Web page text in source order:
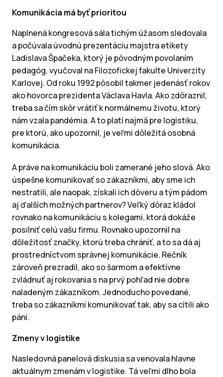
Komunikácia má byť prioritou
Naplnená kongresová sála tichým úžasom sledovala
a počúvala úvodnú prezentáciu majstra etikety
Ladislava Špačeka, ktorý je pôvodným povolaním
pedagóg, vyučoval na Filozofickej fakulte Univerzity
Karlovej. Od roku 1992 pôsobil takmer jedenásť rokov
ako hovorca prezidenta Václava Havla. Ako zdôraznil,
treba sa čím skôr vrátiť k normálnemu životu, ktorý
nám vzala pandémia. A to platí najmä pre logistiku,
pre ktorú, ako upozornil, je veľmi dôležitá osobná
komunikácia.
A práve na komunikáciu boli zamerané jeho slová. Ako
úspešne komunikovať so zákazníkmi, aby sme ich
nestratili, ale naopak, získali ich dôveru a tým pádom
aj ďalších možných partnerov? Veľký dôraz kládol
rovnako na komunikáciu s kolegami, ktorá dokáže
posilniť celú vašu firmu. Rovnako upozornil na
dôležitosť značky, ktorú treba chrániť, a to sa dá aj
prostredníctvom správnej komunikácie. Rečník
zároveň prezradil, ako so šarmom a efektívne
zvládnuť aj rokovania s na prvý pohľad nie dobre
naladeným zákazníkom. Jednoducho povedané,
treba so zákazníkmi komunikovať tak, aby sa cítili ako
páni.
Zmeny v logistike
Nasledovná panelová diskusia sa venovala hlavne
aktuálnym zmenám v logistike. Tá veľmi dlho bola